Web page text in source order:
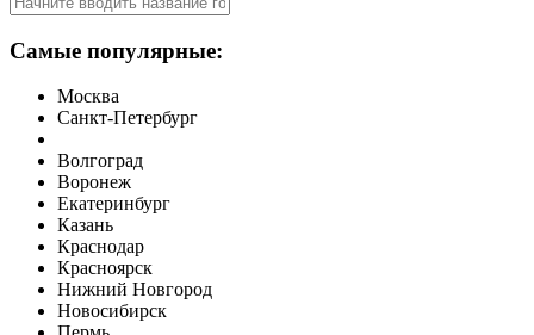
Самые популярные:
Москва
Санкт-Петербург
Волгоград
Воронеж
Екатеринбург
Казань
Краснодар
Красноярск
Нижний Новгород
Новосибирск